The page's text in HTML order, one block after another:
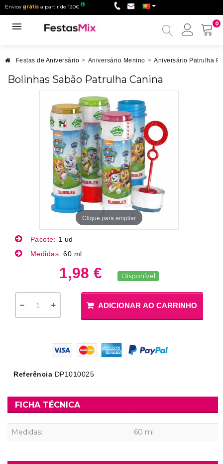
Envios grátis a partir de 120€
0
Minha
Festas de Aniversário > Aniversário Menino > Aniversário Patrulha
Bolinhas Sabão Patrulha Canina
Clique para ampliar
Pacote: 1 ud
Medidas: 60 ml
1,98 € Disponível
ADICIONAR AO CARRINHO
Referência DP1010025
FICHA TÉCNICA
Medidas: 60 ml